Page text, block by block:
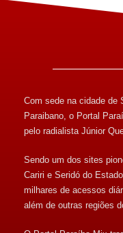
Com sede na cidade de
Paraibano, o Portal
pelo radialista Júnior
Sendo um dos sites
Cariri e Seridó do
milhares de acessos
além de outras regiões